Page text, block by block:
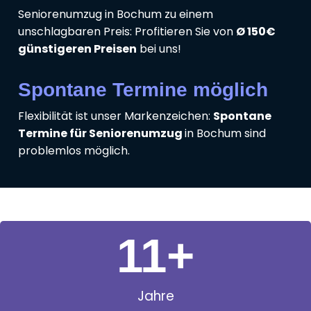
Seniorenumzug in Bochum zu einem
unschlagbaren Preis: Profitieren Sie von Ø 150€
günstigeren Preisen bei uns!
Spontane Termine möglich
Flexibilität ist unser Markenzeichen: Spontane
Termine für Seniorenumzugin Bochum sind
problemlos möglich.
Jahre
11+